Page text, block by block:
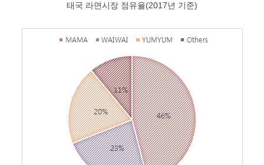
태국 라면시장 점유율(2017년 기준)